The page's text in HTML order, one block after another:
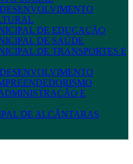
DE EDUCAÇÃO
DE SAÚDE
DE TRANSPORTES E
E
DE ALCÂNTARAS